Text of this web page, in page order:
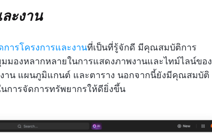
ะงาน
ารโครงการและงานที่เป็นที่รู้จักดี มีคุณสมบัติการ
มองหลากหลายในการแสดงภาพงานและไทม์ไลน์ของ
าน แผนภูมิแกนต์ และตาราง นอกจากนี้ยังมีคุณสมบัติ
การจัดการทรัพยากรให้ดียิ่งขึ้น